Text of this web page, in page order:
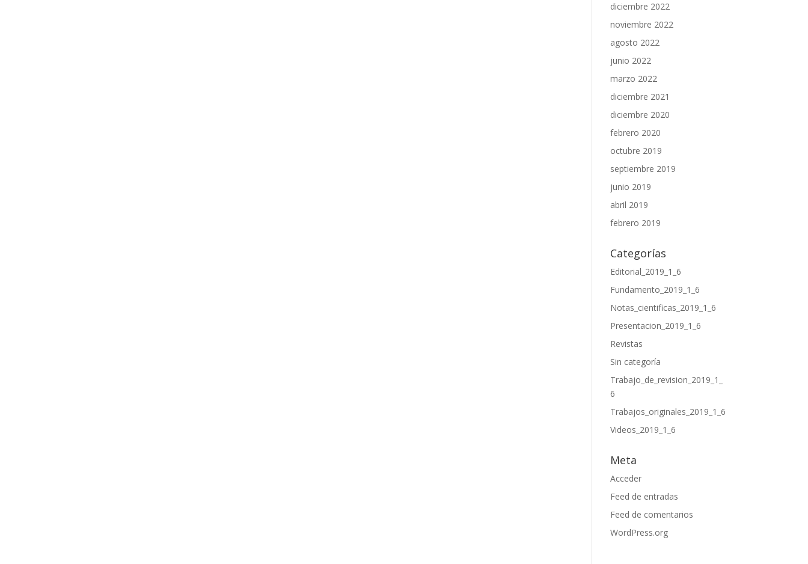
diciembre 2022
noviembre 2022
agosto 2022
junio 2022
marzo 2022
diciembre 2021
diciembre 2020
febrero 2020
octubre 2019
septiembre 2019
junio 2019
abril 2019
febrero 2019
Categorías
Editorial_2019_1_6
Fundamento_2019_1_6
Notas_cientificas_2019_1_6
Presentacion_2019_1_6
Revistas
Sin categoría
Trabajo_de_revision_2019_1_
6
Trabajos_originales_2019_1_6
Videos_2019_1_6
Meta
Acceder
Feed de entradas
Feed de comentarios
WordPress.org